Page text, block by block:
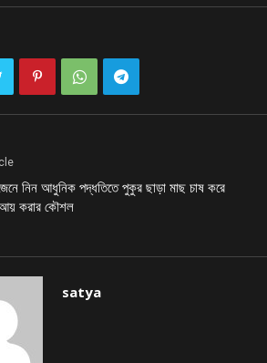
নিন আধুনিক পদ্ধতিতে পুকুর ছাড়া মাছ চাষ করে
আয় করার কৌশল
satya